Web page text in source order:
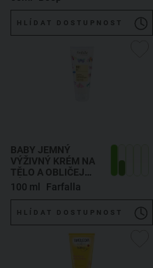
HLÍDAT DOSTUPNOST
BABY JEMNÝ
VÝŽIVNÝ KRÉM NA
TĚLO A OBLIČEJ
RŮŽE, BABY, ROSE,
PFLEGECREME
GESICHT & KÖRPER
100 ml Farfalla
HLÍDAT DOSTUPNOST